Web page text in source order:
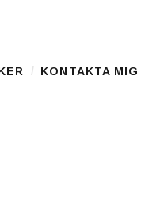
KONTAKTA MIG